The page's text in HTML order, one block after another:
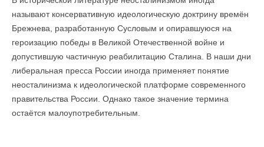
называют консервативную идеологическую доктрину времён
Брежнева, разработанную Сусловым и опиравшуюся на
героизацию победы в Великой Отечественной войне и
допустившую частичную реабилитацию Сталина. В наши дни
либеральная пресса России иногда применяет понятие
неосталинизма к идеологической платформе современного
правительства России. Однако такое значение термина
остаётся малоупотребительным.